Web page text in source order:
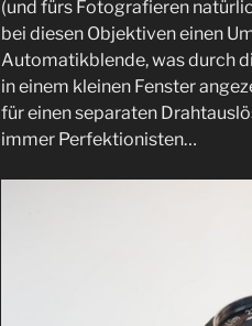
(und fürs Fotografieren
bei diesen Objektiven einen
Automatikblende, was durch
in einem kleinen Fenster
für einen separaten
immer Perfektionisten…